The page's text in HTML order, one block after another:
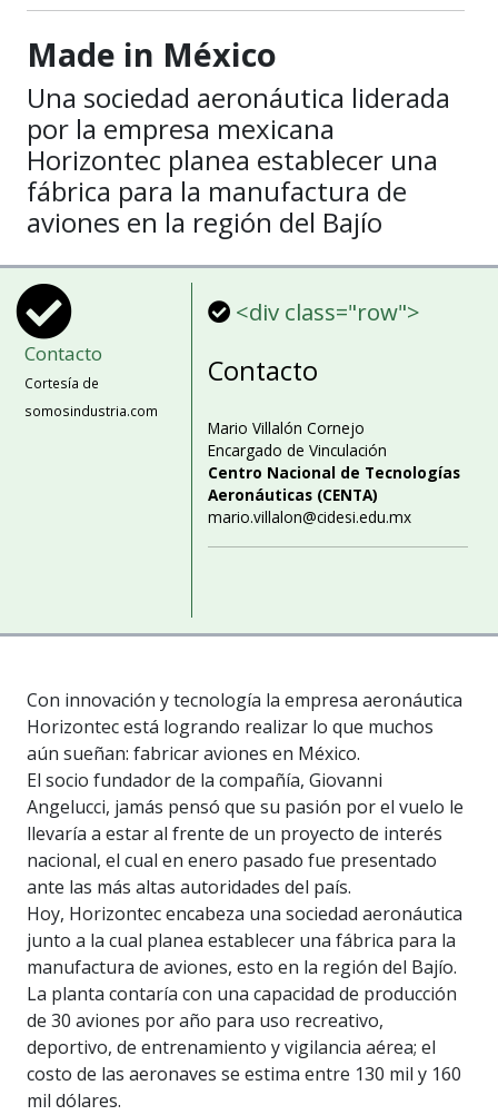
Made in México
Una sociedad aeronáutica liderada
por la empresa mexicana
Horizontec planea establecer una
fábrica para la manufactura de
aviones en la región del Bajío
Contacto
Cortesía de
somosindustria.com
<div class="row">
Contacto
Mario Villalón Cornejo
Encargado de Vinculación
Centro Nacional de Tecnologías
Aeronáuticas (CENTA)
mario.villalon@cidesi.edu.mx
Con innovación y tecnología la empresa aeronáutica
Horizontec está logrando realizar lo que muchos
aún sueñan: fabricar aviones en México.
El socio fundador de la compañía, Giovanni
Angelucci, jamás pensó que su pasión por el vuelo le
llevaría a estar al frente de un proyecto de interés
nacional, el cual en enero pasado fue presentado
ante las más altas autoridades del país.
Hoy, Horizontec encabeza una sociedad aeronáutica
junto a la cual planea establecer una fábrica para la
manufactura de aviones, esto en la región del Bajío.
La planta contaría con una capacidad de producción
de 30 aviones por año para uso recreativo,
deportivo, de entrenamiento y vigilancia aérea; el
costo de las aeronaves se estima entre 130 mil y 160
mil dólares.